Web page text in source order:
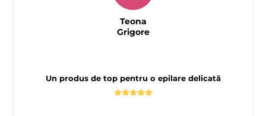
Un produs de top pentru o epilare delicată
Teona
Grigore